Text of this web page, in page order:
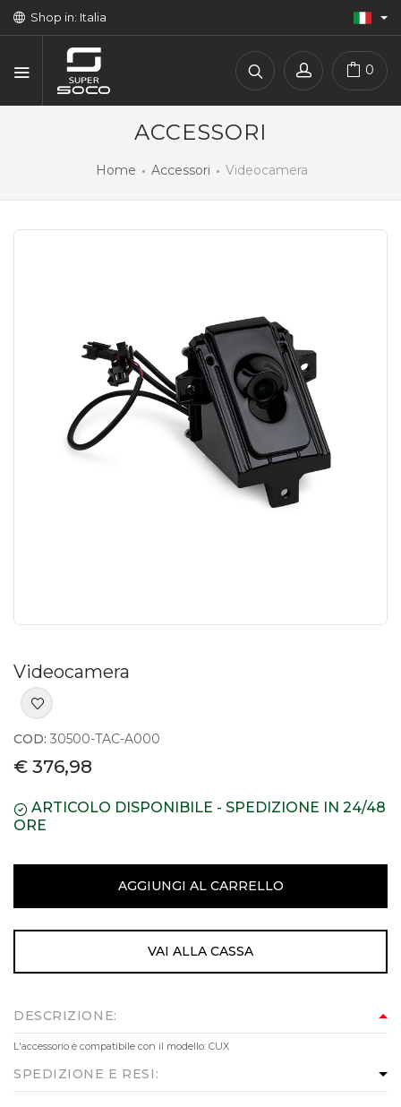
Shop in: Italia
0
ACCESSORI
Home Accessori Videocamera
Videocamera
COD: 30500-TAC-A000
€ 376,98
ARTICOLO DISPONIBILE - SPEDIZIONE IN 24/48
ORE
AGGIUNGI AL CARRELLO
VAI ALLA CASSA
DESCRIZIONE:
L'accessorio è compatibile con il modello: CUX
SPEDIZIONE E RESI: